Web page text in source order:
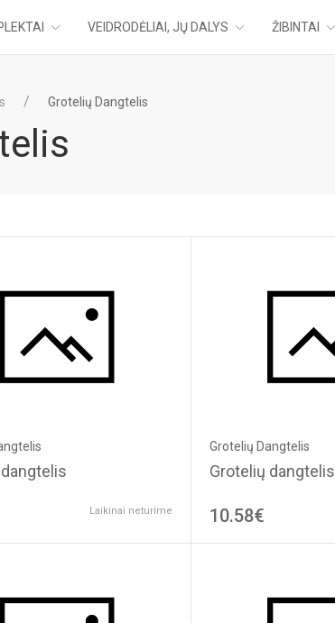
VEIDRODĖLIAI, JŲ DALYS ŽIBINTAI
Grotelių Dangtelis
Laikinai neturime
Grotelių Dangtelis
Grotelių dangtelis
10.58€